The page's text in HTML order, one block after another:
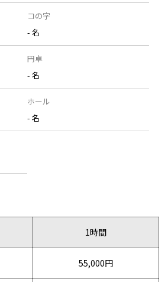
コの字
- 名
円卓
- 名
ホール
- 名
1時間
55,000円